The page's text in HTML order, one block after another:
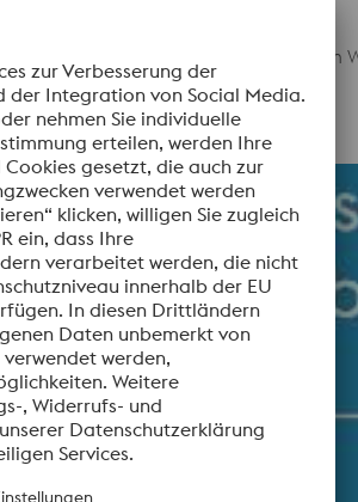
Anschauen. Sollten Sie nach dem
um den
zu laden!
Drittanbieters, um
kann Daten zu
Sie die Details
des Service zu, um